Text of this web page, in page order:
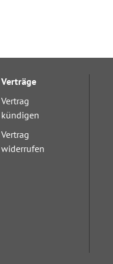
Verträge
Vertrag
kündigen
Vertrag
widerrufen